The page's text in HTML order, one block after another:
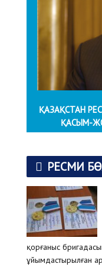
ҚАЗАҚСТАН
ҚАСЫМ-
РЕСМИ
қорғаныс
ұйымдастырылған